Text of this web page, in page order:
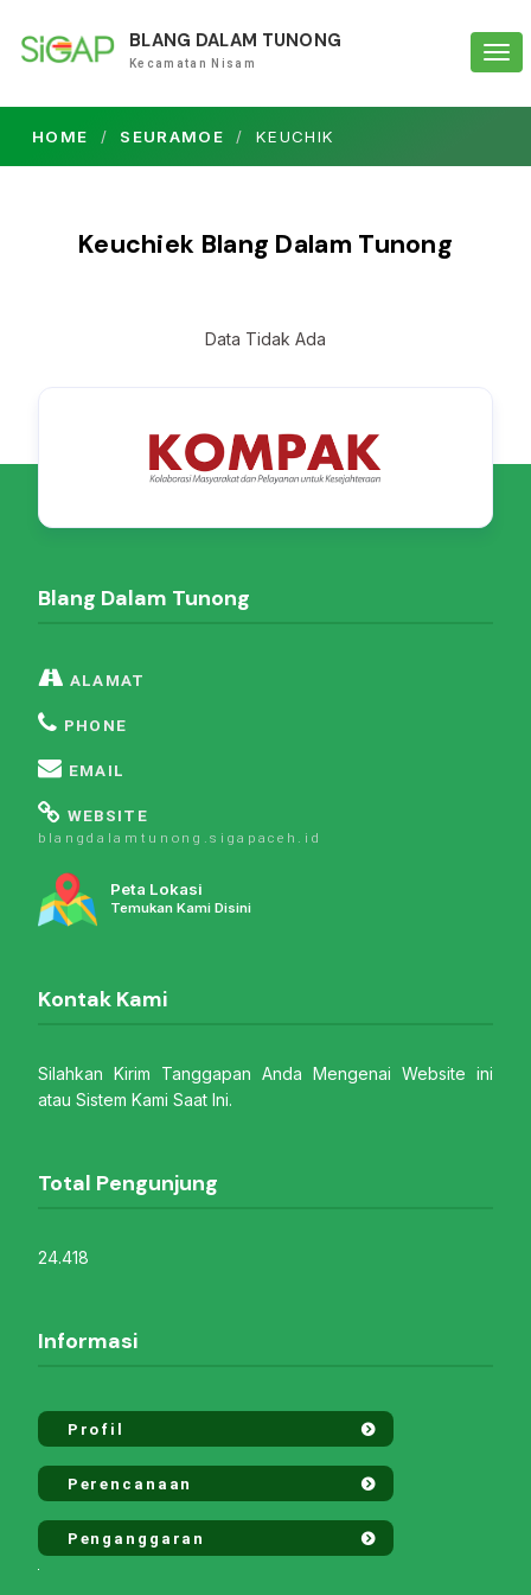
BLANG DALAM TUNONG
Kecamatan Nisam
HOME SEURAMOE KEUCHIK
Keuchiek Blang Dalam Tunong
Data Tidak Ada
Blang Dalam Tunong
ALAMAT
PHONE
EMAIL
WEBSITE
blangdalamtunong.sigapaceh.id
Peta Lokasi
Temukan Kami Disini
Kontak Kami
Silahkan Kirim Tanggapan Anda Mengenai Website ini
atau Sistem Kami Saat Ini.
Total Pengunjung
24.418
Informasi
Profil
Perencanaan
Penganggaran